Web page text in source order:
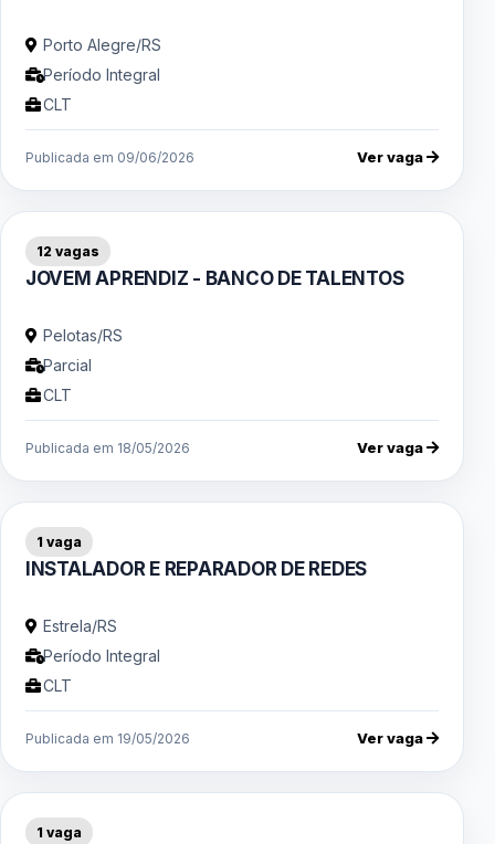
Porto Alegre/RS
Período Integral
CLT
Publicada em 09/06/2026 Ver vaga
12 vagas
JOVEM APRENDIZ - BANCO DE TALENTOS
Pelotas/RS
Parcial
CLT
Publicada em 18/05/2026 Ver vaga
1 vaga
INSTALADOR E REPARADOR DE REDES
Estrela/RS
Período Integral
CLT
Publicada em 19/05/2026 Ver vaga
1 vaga